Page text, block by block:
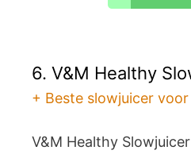
6. V&M Healthy
+ Beste slowjuicer
V&M Healthy